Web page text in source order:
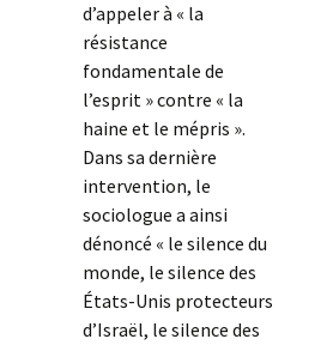
d’appeler à « la
résistance
fondamentale de
l’esprit » contre « la
haine et le mépris ».
Dans sa dernière
intervention, le
sociologue a ainsi
dénoncé « le silence du
monde, le silence des
États-Unis protecteurs
d’Israël, le silence des